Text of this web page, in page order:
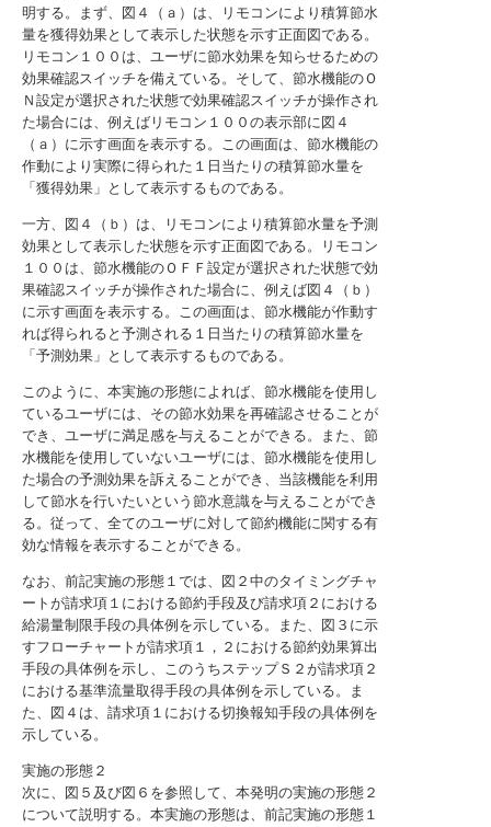
明する。まず、図４（ａ）は、リモコンにより積算節水
量を獲得効果として表示した状態を示す正面図である。
リモコン１００は、ユーザに節水効果を知らせるための
効果確認スイッチを備えている。そして、節水機能のＯ
Ｎ設定が選択された状態で効果確認スイッチが操作され
た場合には、例えばリモコン１００の表示部に図４
（ａ）に示す画面を表示する。この画面は、節水機能の
作動により実際に得られた１日当たりの積算節水量を
「獲得効果」として表示するものである。
一方、図４（ｂ）は、リモコンにより積算節水量を予測
効果として表示した状態を示す正面図である。リモコン
１００は、節水機能のＯＦＦ設定が選択された状態で効
果確認スイッチが操作された場合に、例えば図４（ｂ）
に示す画面を表示する。この画面は、節水機能が作動す
れば得られると予測される１日当たりの積算節水量を
「予測効果」として表示するものである。
このように、本実施の形態によれば、節水機能を使用し
ているユーザには、その節水効果を再確認させることが
でき、ユーザに満足感を与えることができる。また、節
水機能を使用していないユーザには、節水機能を使用し
た場合の予測効果を訴えることができ、当該機能を利用
して節水を行いたいという節水意識を与えることができ
る。従って、全てのユーザに対して節約機能に関する有
効な情報を表示することができる。
なお、前記実施の形態１では、図２中のタイミングチャ
ートが請求項１における節約手段及び請求項２における
給湯量制限手段の具体例を示している。また、図３に示
すフローチャートが請求項１，２における節約効果算出
手段の具体例を示し、このうちステップＳ２が請求項２
における基準流量取得手段の具体例を示している。ま
た、図４は、請求項１における切換報知手段の具体例を
示している。
実施の形態２
次に、図５及び図６を参照して、本発明の実施の形態２
について説明する。本実施の形態は、前記実施の形態１